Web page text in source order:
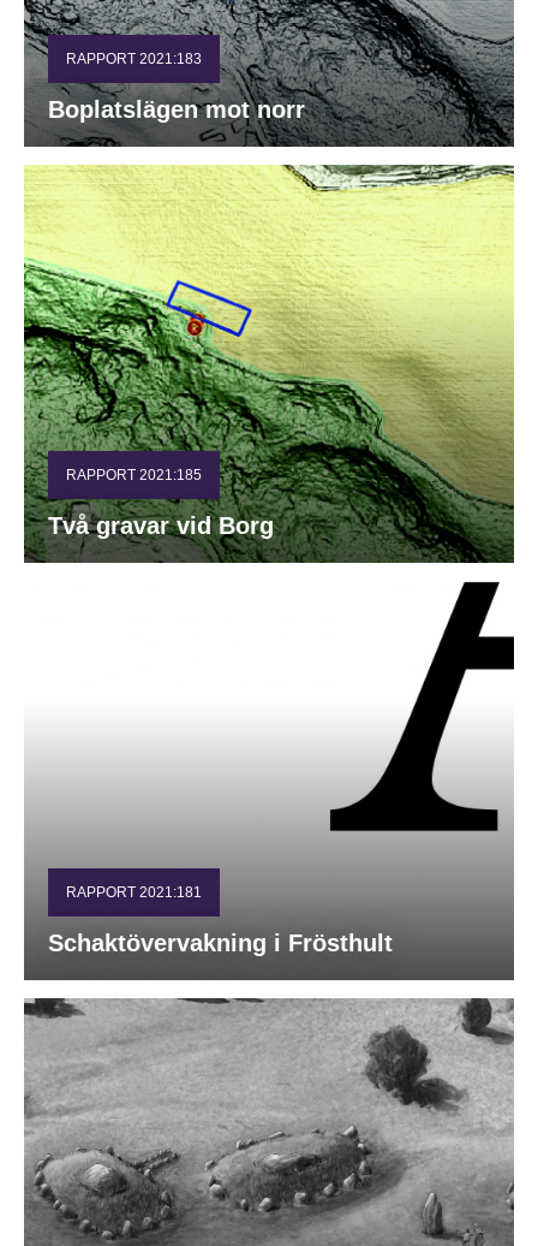
RAPPORT 2021:183
Boplatslägen mot norr
RAPPORT 2021:185
Två gravar vid Borg
RAPPORT 2021:181
Schaktövervakning i Frösthult